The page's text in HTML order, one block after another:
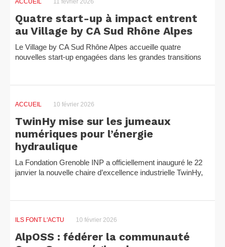
ACCUEIL 11 février 2026
Quatre start-up à impact entrent
au Village by CA Sud Rhône Alpes
Le Village by CA Sud Rhône Alpes accueille quatre
nouvelles start-up engagées dans les grandes transitions
ACCUEIL 10 février 2026
TwinHy mise sur les jumeaux
numériques pour l’énergie
hydraulique
La Fondation Grenoble INP a officiellement inauguré le 22
janvier la nouvelle chaire d’excellence industrielle TwinHy,
ILS FONT L'ACTU 10 février 2026
AlpOSS : fédérer la communauté